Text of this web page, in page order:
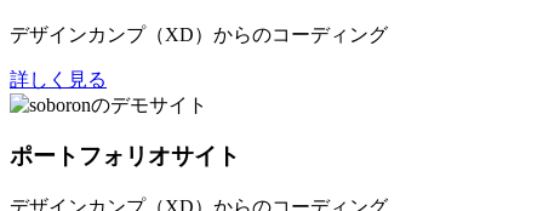
デザインカンプ（XD）からのコーディング
詳しく見る
ポートフォリオサイト
デザインカンプ（XD）からのコーディング